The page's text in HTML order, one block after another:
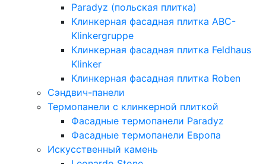
Paradyz (польская плитка)
Клинкерная фасадная плитка ABC-
Klinkergruppe
Клинкерная фасадная плитка Feldhaus
Klinker
Клинкерная фасадная плитка Roben
Сэндвич-панели
Термопанели с клинкерной плиткой
Фасадные термопанели Paradyz
Фасадные термопанели Европа
Искусственный камень